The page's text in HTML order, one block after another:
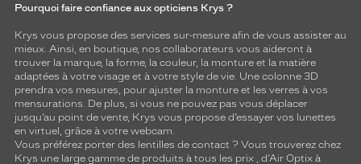
Pourquoi faire confiance aux opticiens Krys ?
Krys vous propose des services sur-mesure afin de vous assister au
mieux. Ainsi, en boutique, nos collaborateurs vous aideront à
trouver la marque, la forme, la couleur, la monture et la matière
adaptées à votre visage et à votre style de vie. Une colonne 3D
prendra vos mesures, pour ajuster la monture et les verres à vos
mensurations. De plus, si vous ne pouvez pas vous déplacer
jusqu’au point de vente, Krys vous propose d’essayer vos lunettes
en virtuel, grâce à votre webcam.
Vous préférez porter des lentilles de contact ? Vous trouverez chez
Krys une large gamme de produits à tous les prix , d’Air Optix à